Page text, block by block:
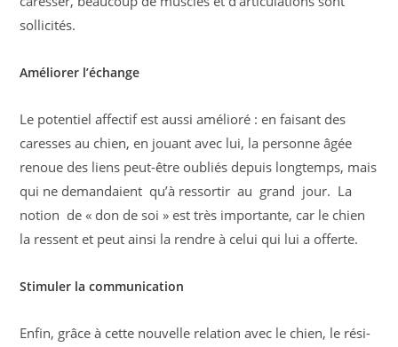
sollicités.
Améliorer l’échange
Le potentiel affectif est aussi amélioré : en faisant des
caresses au chien, en jouant avec lui, la personne âgée
renoue des liens peut-être oubliés depuis longtemps, mais
qui ne demandaient qu’à ressortir au grand jour. La
notion de « don de soi » est très importante, car le chien
la ressent et peut ainsi la rendre à celui qui lui a offerte.
Stimuler la communication
Enfin, grâce à cette nouvelle relation avec le chien, le rési­